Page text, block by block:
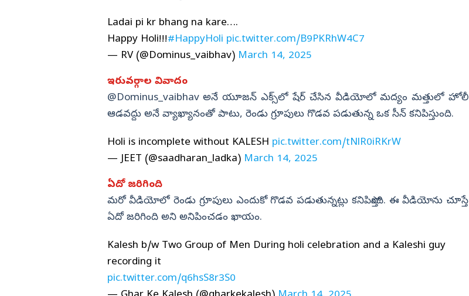
Ladai pi kr bhang na kare….
Happy Holi!!!#HappyHoli pic.twitter.com/B9PKRhW4C7
— RV (@Dominus_vaibhav) March 14, 2025
ఇరువర్గాల వివాదం
@Dominus_vaibhav అనే యూజన్‌ ఎక్స్‌లో షేర్‌ చేసిన వీడియోలో మద్యం మత్తులో హోలీ
ఆడవద్దు అనే వ్యాఖ్యానంతో పాటు, రెండు గ్రూపులు గొడవ పడుతున్న ఒక సీన్‌ కనిపిస్తుంది.
Holi is incomplete without KALESH pic.twitter.com/tNlR0iRKrW
— JEET (@saadharan_ladka) March 14, 2025
ఏదో జరిగింది
మరో వీడియోలో రెండు గ్రూపులు ఎందుకో గొడవ పడుతున్నట్లు కనిపిస్తోంది. ఈ వీడియోను చూస్తే
ఏదో జరిగింది అని అనిపించడం ఖాయం.
Kalesh b/w Two Group of Men During holi celebration and a Kaleshi guy
recording it
pic.twitter.com/q6hsS8r3S0